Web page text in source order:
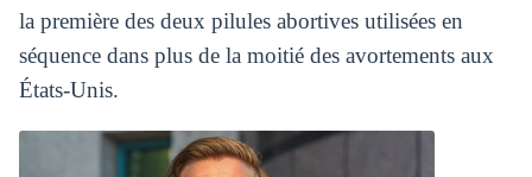
la première des deux pilules abortives utilisées en
séquence dans plus de la moitié des avortements aux
États-Unis.